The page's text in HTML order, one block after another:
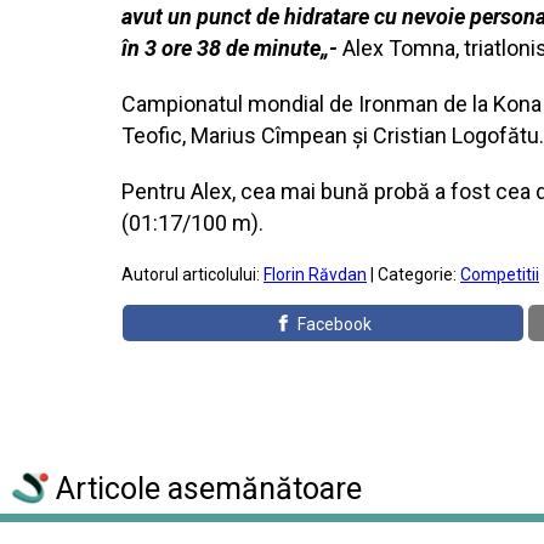
avut un punct de hidratare cu nevoie
în 3 ore 38 de minute„- Alex Tomna,
Campionatul mondial de Ironman de la
Teofic, Marius Cîmpean și Cristian
Pentru Alex, cea mai bună probă a fost cea
(01:17/100 m).
Autorul articolului: Florin Răvdan | Categorie: Competitii
Facebook
Articole asemănătoare